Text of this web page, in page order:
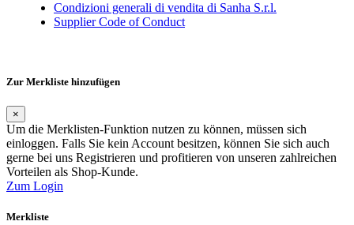
Condizioni generali di vendita di Sanha S.r.l.
Supplier Code of Conduct
Zur Merkliste hinzufügen
×
Um die Merklisten-Funktion nutzen zu können, müssen sich
einloggen. Falls Sie kein Account besitzen, können Sie sich auch
gerne bei uns Registrieren und profitieren von unseren zahlreichen
Vorteilen als Shop-Kunde.
Zum Login
Merkliste